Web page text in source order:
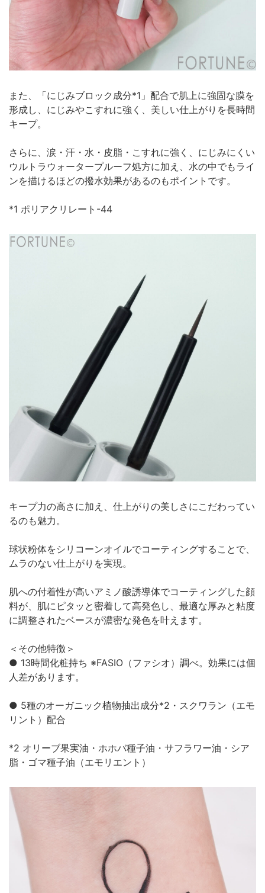
また、「にじみブロック成分*1」配合で肌上に強固な膜を
形成し、にじみやこすれに強く、美しい仕上がりを長時間
キープ。
さらに、涙・汗・水・皮脂・こすれに強く、にじみにくい
ウルトラウォータープルーフ処方に加え、水の中でもライ
ンを描けるほどの撥水効果があるのもポイントです。
*1 ポリアクリレート-44
キープ力の高さに加え、仕上がりの美しさにこだわってい
るのも魅力。
球状粉体をシリコーンオイルでコーティングすることで、
ムラのない仕上がりを実現。
肌への付着性が高いアミノ酸誘導体でコーティングした顔
料が、肌にピタッと密着して高発色し、最適な厚みと粘度
に調整されたベースが濃密な発色を叶えます。
＜その他特徴＞
● 13時間化粧持ち ※FASIO（ファシオ）調べ。効果には個
人差があります。
● 5種のオーガニック植物抽出成分*2・スクワラン（エモ
リント）配合
*2 オリーブ果実油・ホホバ種子油・サフラワー油・シア
脂・ゴマ種子油（エモリエント）